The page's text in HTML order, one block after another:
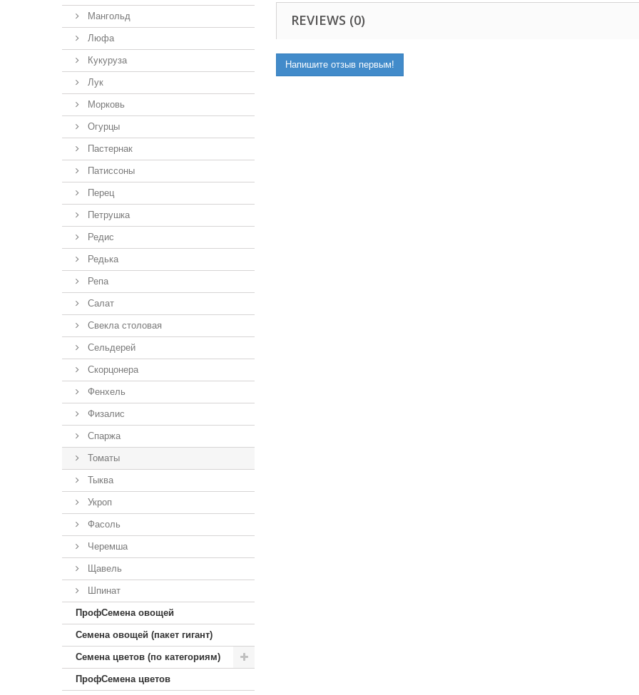
Мангольд
Люфа
Кукуруза
Лук
Морковь
Огурцы
Пастернак
Патиссоны
Перец
Петрушка
Редис
Редька
Репа
Салат
Свекла столовая
Сельдерей
Скорцонера
Фенхель
Физалис
Спаржа
Томаты
Тыква
Укроп
Фасоль
Черемша
Щавель
Шпинат
ПрофСемена овощей
Семена овощей (пакет гигант)
Семена цветов (по категориям)
ПрофСемена цветов
REVIEWS (0)
Напишите отзыв первым!